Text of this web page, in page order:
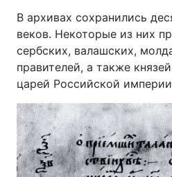
В архивах сохранились
веков. Некоторые из них
сербских, валашских,
правителей, а также
царей Российской